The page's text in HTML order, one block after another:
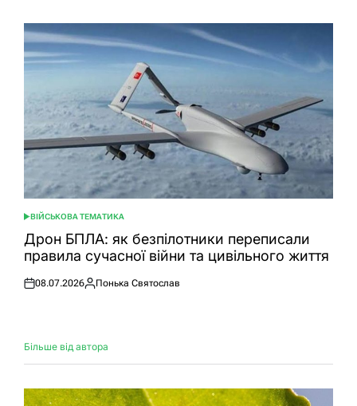
ОПУБЛІКУВАТИ
У
ВІЙСЬКОВА ТЕМАТИКА
Дрон БПЛА: як безпілотники переписали
правила сучасної війни та цивільного життя
Оприлюднено
08.07.2026
Опубліковано
Понька Святослав
Більше від автора